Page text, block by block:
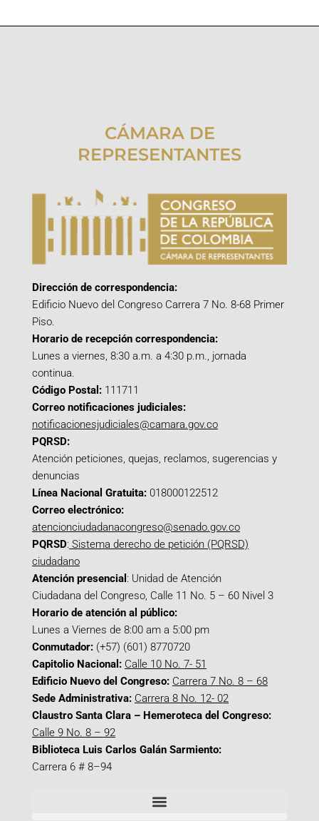
CÁMARA DE
REPRESENTANTES
Dirección de correspondencia:
Edificio Nuevo del Congreso Carrera 7 No. 8-68 Primer
Piso.
Horario de recepción correspondencia:
Lunes a viernes, 8:30 a.m. a 4:30 p.m., jornada
continua.
Código Postal: 111711
Correo notificaciones judiciales:
notificacionesjudiciales@camara.gov.co
PQRSD:
Atención peticiones, quejas, reclamos, sugerencias y
denuncias
Línea Nacional Gratuita: 018000122512
Correo electrónico:
atencionciudadanacongreso@senado.gov.co
PQRSD: Sistema derecho de petición (PQRSD)
ciudadano
Atención presencial : Unidad de Atención
Ciudadana del Congreso, Calle 11 No. 5 – 60 Nivel 3
Horario de atención al público:
Lunes a Viernes de 8:00 am a 5:00 pm
Conmutador: (+57) (601) 8770720
Capitolio Nacional: Calle 10 No. 7- 51
Edificio Nuevo del Congreso: Carrera 7 No. 8 – 68
Sede Administrativa: Carrera 8 No. 12- 02
Claustro Santa Clara – Hemeroteca del Congreso:
Calle 9 No. 8 – 92
Biblioteca Luis Carlos Galán Sarmiento:
Carrera 6 # 8–94